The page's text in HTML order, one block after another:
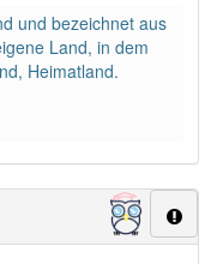
und bezeichnet aus
Land, in dem
Heimatland.